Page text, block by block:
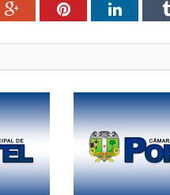
Google+Pinterest